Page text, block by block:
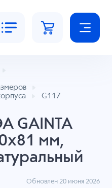
G117
GAINTA
мм,
Обновлен 20 июня 2026